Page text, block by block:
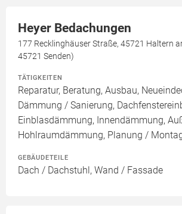
Heyer Bedachungen
177 Recklinghäuser Straße, 45721 Haltern
45721 Senden)
TÄTIGKEITEN
Reparatur, Beratung, Ausbau,
Dämmung / Sanierung,
Einblasdämmung, Innendämmung,
Hohlraumdämmung, Planung /
GEBÄUDETEILE
Dach / Dachstuhl, Wand / Fassade